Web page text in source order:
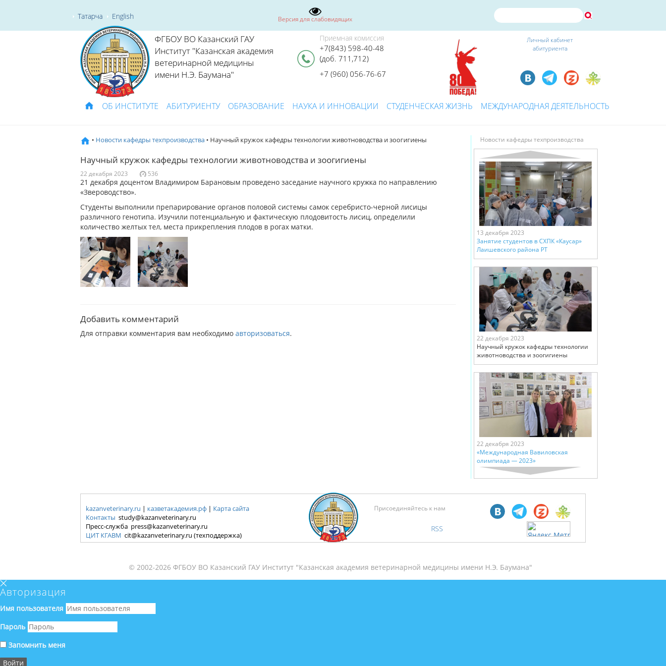
Татарча English Версия для слабовидящих
ФГБОУ ВО Казанский ГАУ
Институт "Казанская академия
ветеринарной медицины
имени Н.Э. Баумана"
Приемная комиссия
+7(843) 598-40-48
(доб. 711,712)
+7 (960) 056-76-67
Личный кабинет
абитуриента
ОБ ИНСТИТУТЕ АБИТУРИЕНТУ ОБРАЗОВАНИЕ НАУКА И ИННОВАЦИИ СТУДЕНЧЕСКАЯ ЖИЗНЬ МЕЖДУНАРОДНАЯ ДЕЯТЕЛЬНОСТЬ
• Новости кафедры техпроизводства • Научный кружок кафедры технологии животноводства и зоогигиены
Научный кружок кафедры технологии животноводства и зоогигиены
22 декабря 2023 536
21 декабря доцентом Владимиром Барановым проведено заседание научного кружка по направлению
«Звероводство».
Студенты выполнили препарирование органов половой системы самок серебристо-черной лисицы
различного генотипа. Изучили потенциальную и фактическую плодовитость лисиц, определили
количество желтых тел, места прикрепления плодов в рогах матки.
Добавить комментарий
Для отправки комментария вам необходимо авторизоваться.
Новости кафедры техпроизводства
13 декабря 2023
Занятие студентов в СХПК «Каусар»
Лаишевского района РТ
22 декабря 2023
Научный кружок кафедры технологии
животноводства и зоогигиены
22 декабря 2023
«Международная Вавиловская
олимпиада — 2023»
kazanveterinary.ru | казветакадемия.рф | Карта сайта
Контакты study@kazanveterinary.ru
Пресс-служба press@kazanveterinary.ru
ЦИТ КГАВМ cit@kazanveterinary.ru (техподдержка)
Присоединяйтесь к нам
RSS
© 2002-2026 ФГБОУ ВО Казанский ГАУ Институт "Казанская академия ветеринарной медицины имени Н.Э. Баумана"
Авторизация
Имя пользователя
Пароль
Запомнить меня